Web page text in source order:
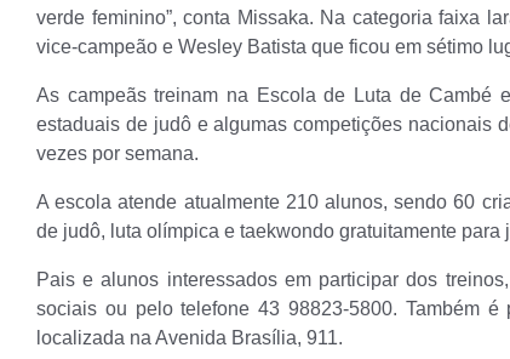
verde feminino”, conta Missaka. Na categoria faixa
vice-campeão e Wesley Batista que ficou em sétimo
As campeãs treinam na Escola de Luta de Cambé
estaduais de judô e algumas competições nacionais
vezes por semana.
A escola atende atualmente 210 alunos, sendo 60
de judô, luta olímpica e taekwondo gratuitamente para
Pais e alunos interessados em participar dos
sociais ou pelo telefone 43 98823-5800. Também
localizada na Avenida Brasília, 911.